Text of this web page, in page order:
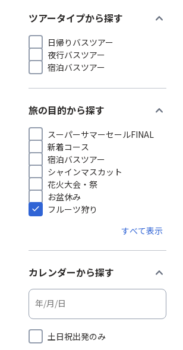
ツアータイプから探す expand_more
日帰りバスツアー
夜行バスツアー
宿泊バスツアー
旅の目的から探す expand_more
スーパーサマーセールFINAL
新着コース
宿泊バスツアー
シャインマスカット
花火大会・祭
お盆休み
フルーツ狩り
すべて表示
カレンダーから探す expand_more
土日祝出発のみ